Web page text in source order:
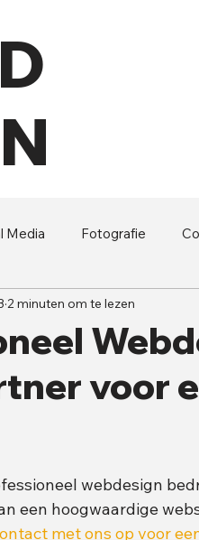
Media Fotografie
voor
2 minuten om te lezen
webdesign
een hoogwaardige
met ons op voor